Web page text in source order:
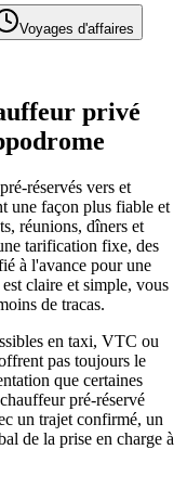
Voyages d'affaires
privé
réservés vers et
une façon plus fiable et
réunions, dîners et
tarification fixe, des
à l'avance pour une
claire et simple, vous
de tracas.
en taxi, VTC ou
pas toujours le
que certaines
pré-réservé
un trajet confirmé, un
de la prise en charge à